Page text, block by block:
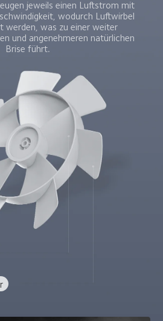
jeweils einen Luftstrom mit
wodurch Luftwirbel
werden, was zu einer weiter
und angenehmeren natürlichen
Brise führt.